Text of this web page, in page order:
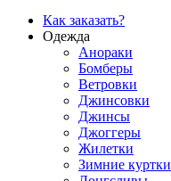
Как заказать?
Одежда
Анораки
Бомберы
Ветровки
Джинсовки
Джинсы
Джоггеры
Жилетки
Зимние куртки